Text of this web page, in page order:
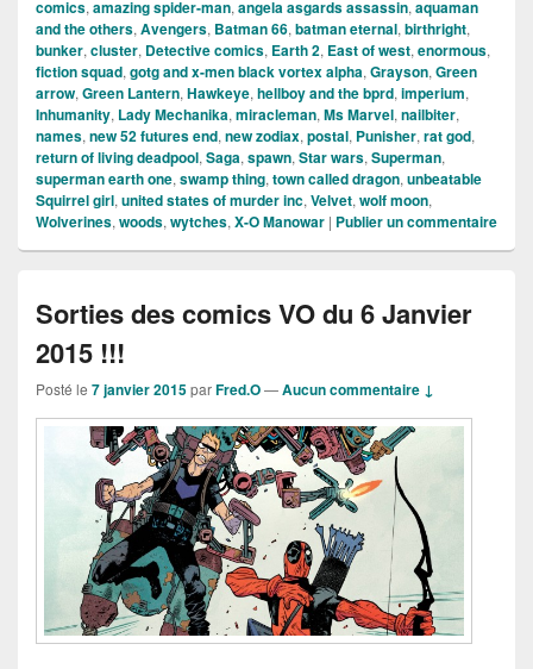
comics,amazing spider-man,angela asgards assassin,aquaman
and the others,Avengers, Batman 66,batman eternal,birthright,
bunker,cluster, Detective comics, Earth 2, East of west,enormous,
fiction squad,gotg and x-men black vortex alpha,Grayson,Green
arrow,Green Lantern,Hawkeye,hellboy and the bprd,imperium,
Inhumanity, Lady Mechanika,miracleman,Ms Marvel,nailbiter,
names,new 52 futures end,new zodiax,postal, Punisher,rat god,
return of living deadpool,Saga,spawn,Star wars,Superman,
superman earth one,swamp thing,town called dragon,unbeatable
Squirrel girl,united states of murder inc,Velvet,wolf moon,
Wolverines,woods,wytches,X-O Manowar | Publier un commentaire
Sorties des comics VO du 6 Janvier
2015 !!!
Posté le 7 janvier 2015parFred.O—Aucun commentaire ↓